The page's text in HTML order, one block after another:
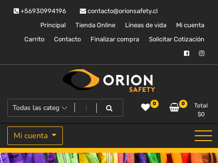
+56930994196
contacto@orionsafety.cl
Principal
Tienda Online Líneas de vida
Mi cuenta
Carrito
Contacto Finalizar compra Solicitar Cotización
Orion Safety
Equipos de proteccion personal 0 0
Total
$0
Mi cuenta